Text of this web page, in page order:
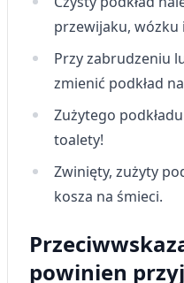
przewijaku,
Przy zabrudzeniu
zmienić podkład
Zużytego
toalety!
Zwinięty, zużyty
kosza na śmieci.
powinien
spersonalizowanych
Tworzenie profili w celu
Wykorzystywanie profili
Pomiar efektywności
Pomiar efektywności
Rozwój i ulepszanie usług